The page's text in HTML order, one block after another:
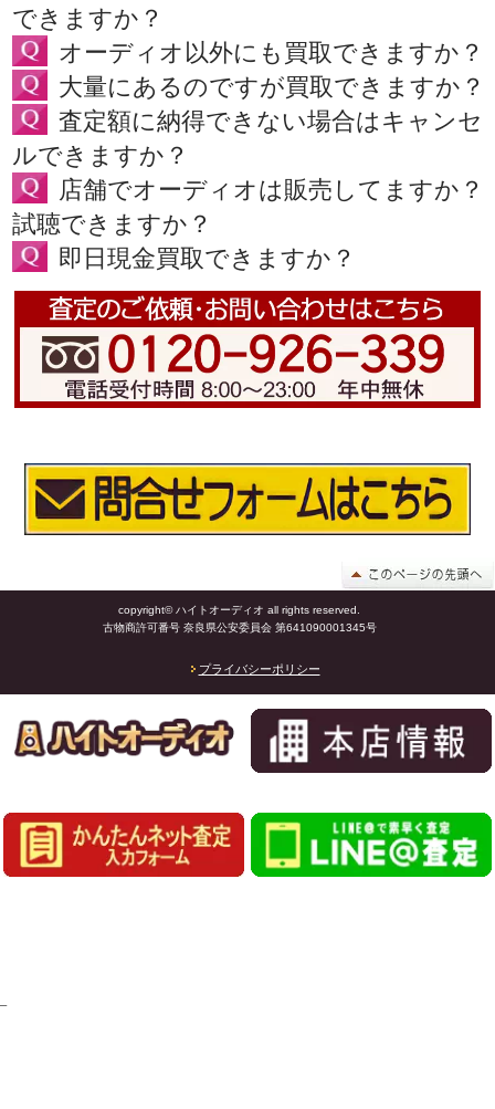
できますか？
オーディオ以外にも買取できますか？
大量にあるのですが買取できますか？
査定額に納得できない場合はキャンセ
ルできますか？
店舗でオーディオは販売してますか？
試聴できますか？
即日現金買取できますか？
copyright© ハイトオーディオ all rights reserved.
古物商許可番号 奈良県公安委員会 第641090001345号
プライバシーポリシー